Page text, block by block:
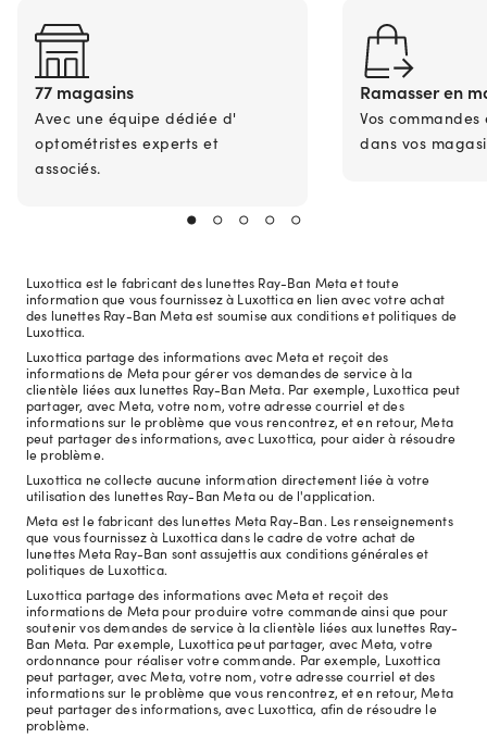
77 magasins
Avec une équipe dédiée d'
optométristes experts et
associés.
Ramasser en
Vos
dans vos
Luxottica est le fabricant des lunettes Ray-Ban Meta et toute
information que vous fournissez à Luxottica en lien avec votre achat
des lunettes Ray-Ban Meta est soumise aux conditions et politiques de
Luxottica.
Luxottica partage des informations avec Meta et reçoit des
informations de Meta pour gérer vos demandes de service à la
clientèle liées aux lunettes Ray-Ban Meta. Par exemple, Luxottica peut
partager, avec Meta, votre nom, votre adresse courriel et des
informations sur le problème que vous rencontrez, et en retour, Meta
peut partager des informations, avec Luxottica, pour aider à résoudre
le problème.
Luxottica ne collecte aucune information directement liée à votre
utilisation des lunettes Ray-Ban Meta ou de l'application.
Meta est le fabricant des lunettes Meta Ray-Ban. Les renseignements
que vous fournissez à Luxottica dans le cadre de votre achat de
lunettes Meta Ray-Ban sont assujettis aux conditions générales et
politiques de Luxottica.
Luxottica partage des informations avec Meta et reçoit des
informations de Meta pour produire votre commande ainsi que pour
soutenir vos demandes de service à la clientèle liées aux lunettes Ray-
Ban Meta. Par exemple, Luxottica peut partager, avec Meta, votre
ordonnance pour réaliser votre commande. Par exemple, Luxottica
peut partager, avec Meta, votre nom, votre adresse courriel et des
informations sur le problème que vous rencontrez, et en retour, Meta
peut partager des informations, avec Luxottica, afin de résoudre le
problème.